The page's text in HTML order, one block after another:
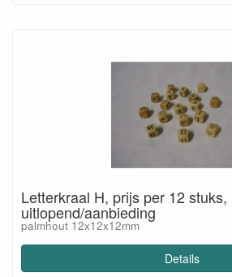
Letterkraal H, prijs per 12 stuks,
uitlopend/aanbieding
palmhout 12x12x12mm
Details